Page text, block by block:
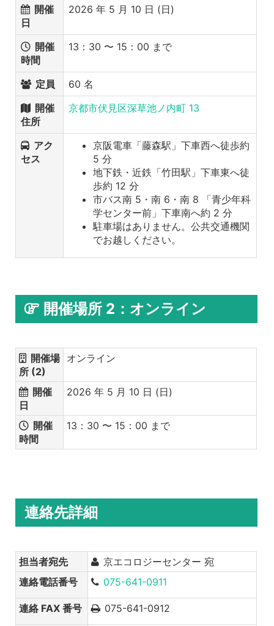
開催
日
2026 年 5 月 10 日 (日)
開催
時間
13：30 〜 15：00 まで
定員
60 名
開催
住所
京都市伏見区深草池ノ内町 13
アク
セス
京阪電車「藤森駅」下車西へ徒歩約
5 分
地下鉄・近鉄「竹田駅」下車東へ徒
歩約 12 分
市バス南 5・南 6・南 8 「青少年科
学センター前」下車南へ約 2 分
駐車場はありません。公共交通機関
でお越しください。
開催場所 2：オンライン
開催場
所 (2)
オンライン
開催
日
2026 年 5 月 10 日 (日)
開催
時間
13：30 〜 15：00 まで
連絡先詳細
担当者宛先
京エコロジーセンター 宛
連絡電話番号
075-641-0911
連絡 FAX 番号 075-641-0912